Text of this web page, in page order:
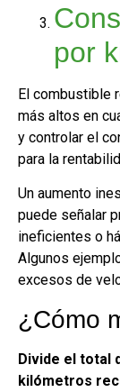
por
El combustible
más altos en
y controlar el
para la
Un aumento
puede señalar
ineficientes o
Algunos
excesos de
¿Cómo
Divide el total
kilómetros